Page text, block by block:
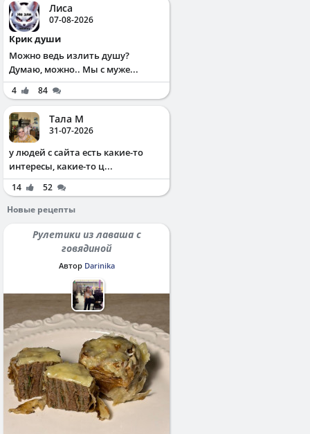
Лиса
07-08-2026
Крик души
Можно ведь излить душу?
Думаю, можно.. Мы с муже...
4 84
Тала М
31-07-2026
у людей с сайта есть какие-то
интересы, какие-то ц...
14
52
Новые рецепты
Рулетики из лаваша с
говядиной
Автор Darinika